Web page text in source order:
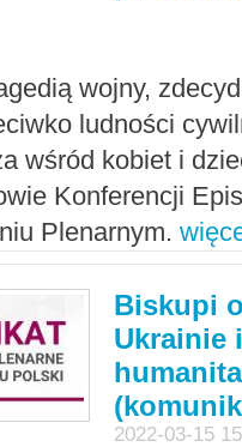
wojny,
ludności
wśród kobiet i
Konferencji
Plenarnym.
Biskupi
Ukrainie
2022-03-15